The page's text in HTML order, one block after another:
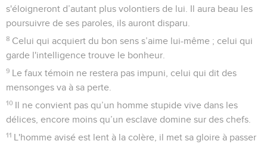
s'éloigneront d’autant plus volontiers de lui. Il aura beau les
poursuivre de ses paroles, ils auront disparu.
8 Celui qui acquiert du bon sens s’aime lui-même ; celui qui
garde l'intelligence trouve le bonheur.
9 Le faux témoin ne restera pas impuni, celui qui dit des
mensonges va à sa perte.
10 Il ne convient pas qu’un homme stupide vive dans les
délices, encore moins qu’un esclave domine sur des chefs.
11 L'homme avisé est lent à la colère, il met sa gloire à passer